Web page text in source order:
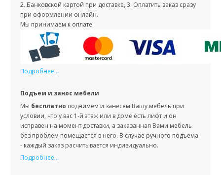
2. Банковской картой при доставке, 3. Оплатить заказ сразу
при оформлении онлайн.
Мы принимаем к оплате
Подробнее...
Подъем и занос мебели
Мы бесплатно поднимем и занесем Вашу мебель при
условии, что у вас 1-й этаж или в доме есть лифт и он
исправен на момент доставки, а заказанная Вами мебель
без проблем помещается в него. В случае ручного подъема
- каждый заказ расчитывается индивидуально.
Подробнее...